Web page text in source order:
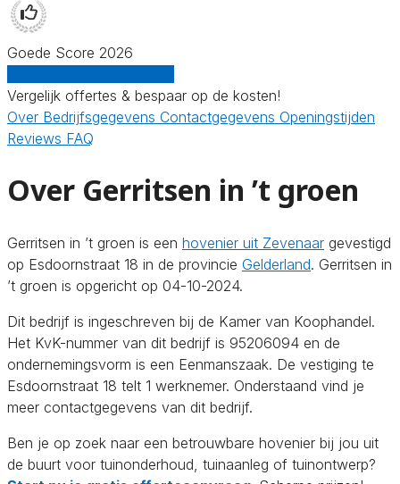
Goede Score 2026
Vergelijk offertes & bespaar op de kosten!
Over Bedrijfsgegevens Contactgegevens Openingstijden
Reviews FAQ
Over Gerritsen in ’t groen
Gerritsen in ’t groen is een hovenier uit Zevenaar gevestigd
op Esdoornstraat 18 in de provincie Gelderland. Gerritsen in
’t groen is opgericht op 04-10-2024.
Dit bedrijf is ingeschreven bij de Kamer van Koophandel.
Het KvK-nummer van dit bedrijf is 95206094 en de
ondernemingsvorm is een Eenmanszaak. De vestiging te
Esdoornstraat 18 telt 1 werknemer. Onderstaand vind je
meer contactgegevens van dit bedrijf.
Ben je op zoek naar een betrouwbare hovenier bij jou uit
de buurt voor tuinonderhoud, tuinaanleg of tuinontwerp?